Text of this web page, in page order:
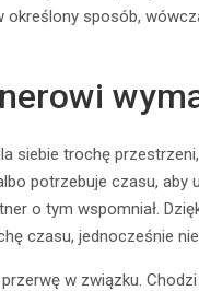
określony sposób,
siebie trochę
potrzebuje czasu,
o tym wspomniał.
czasu, jednocześnie
w związku.